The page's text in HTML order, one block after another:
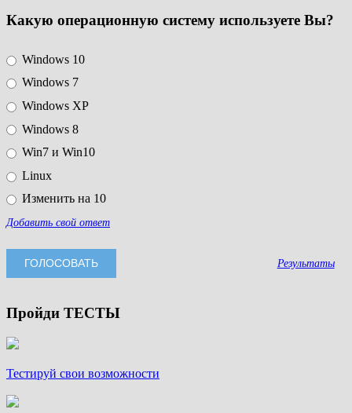
Какую операционную систему используете Вы?
Windows 10
Windows 7
Windows XP
Windows 8
Win7 и Win10
Linux
Изменить на 10
Добавить свой ответ
Результаты
Пройди ТЕСТЫ
Тестируй свои возможности